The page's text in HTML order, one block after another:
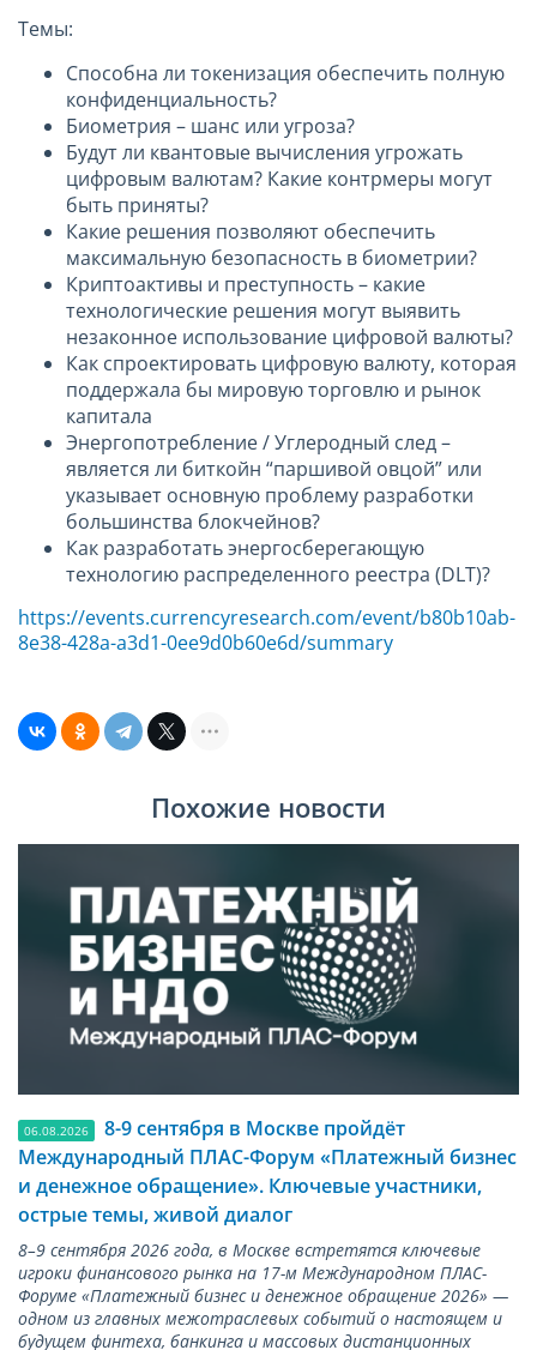
Темы:
Способна ли токенизация обеспечить полную
конфиденциальность?
Биометрия – шанс или угроза?
Будут ли квантовые вычисления угрожать
цифровым валютам? Какие контрмеры могут
быть приняты?
Какие решения позволяют обеспечить
максимальную безопасность в биометрии?
Криптоактивы и преступность – какие
технологические решения могут выявить
незаконное использование цифровой валюты?
Как спроектировать цифровую валюту, которая
поддержала бы мировую торговлю и рынок
капитала
Энергопотребление / Углеродный след –
является ли биткойн “паршивой овцой” или
указывает основную проблему разработки
большинства блокчейнов?
Как разработать энергосберегающую
технологию распределенного реестра (DLT)?
https://events.currencyresearch.com/event/b80b10ab-
8e38-428a-a3d1-0ee9d0b60e6d/summary
Похожие новости
06.08.2026
8-9 сентября в Москве пройдёт
Международный ПЛАС-Форум «Платежный бизнес
и денежное обращение». Ключевые участники,
острые темы, живой диалог
8–9 сентября 2026 года, в Москве встретятся ключевые
игроки финансового рынка на 17-м Международном ПЛАС-
Форуме «Платежный бизнес и денежное обращение 2026» —
одном из главных межотраслевых событий о настоящем и
будущем финтеха, банкинга и массовых дистанционных